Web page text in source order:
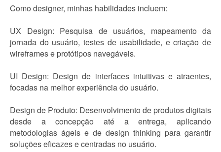
Como designer, minhas habilidades incluem:
UX Design: Pesquisa de usuários, mapeamento da
jornada do usuário, testes de usabilidade, e criação de
wireframes e protótipos navegáveis.
UI Design: Design de interfaces intuitivas e atraentes,
focadas na melhor experiência do usuário.
Design de Produto: Desenvolvimento de produtos digitais
desde a concepção até a entrega, aplicando
metodologias ágeis e de design thinking para garantir
soluções eficazes e centradas no usuário.